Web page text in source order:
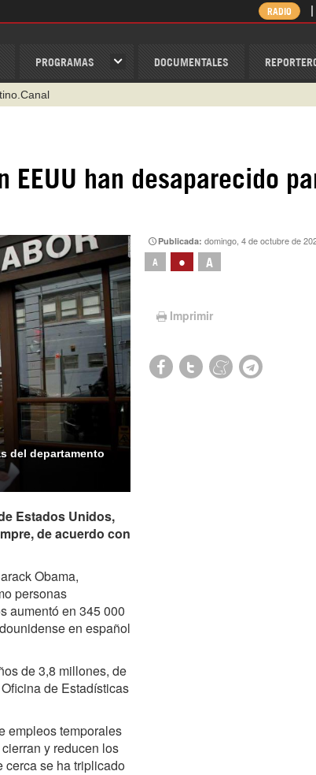
PROGRAMAS DOCUMENTALES
RADIO
404
EEUU han desaparecido
del departamento
Publicada:domingo, 4 de octubre de
A • A
Imprimir
Estados Unidos,
de acuerdo con
Obama,
personas
aumentó en 345 000
en español
de 3,8 millones, de
de Estadísticas
empleos temporales
y reducen los
cerca se ha triplicado